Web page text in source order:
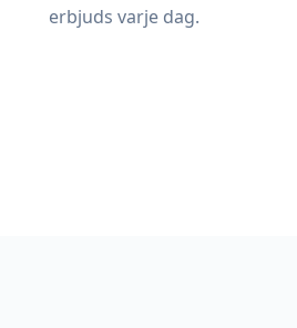
erbjuds varje dag.